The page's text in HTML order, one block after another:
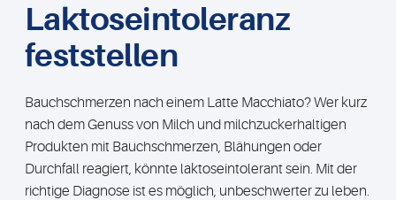
Laktoseintoleranz
feststellen
Bauchschmerzen nach einem Latte Macchiato? Wer kurz
nach dem Genuss von Milch und milchzuckerhaltigen
Produkten mit Bauchschmerzen, Blähungen oder
Durchfall reagiert, könnte laktoseintolerant sein. Mit der
richtige Diagnose ist es möglich, unbeschwerter zu leben.